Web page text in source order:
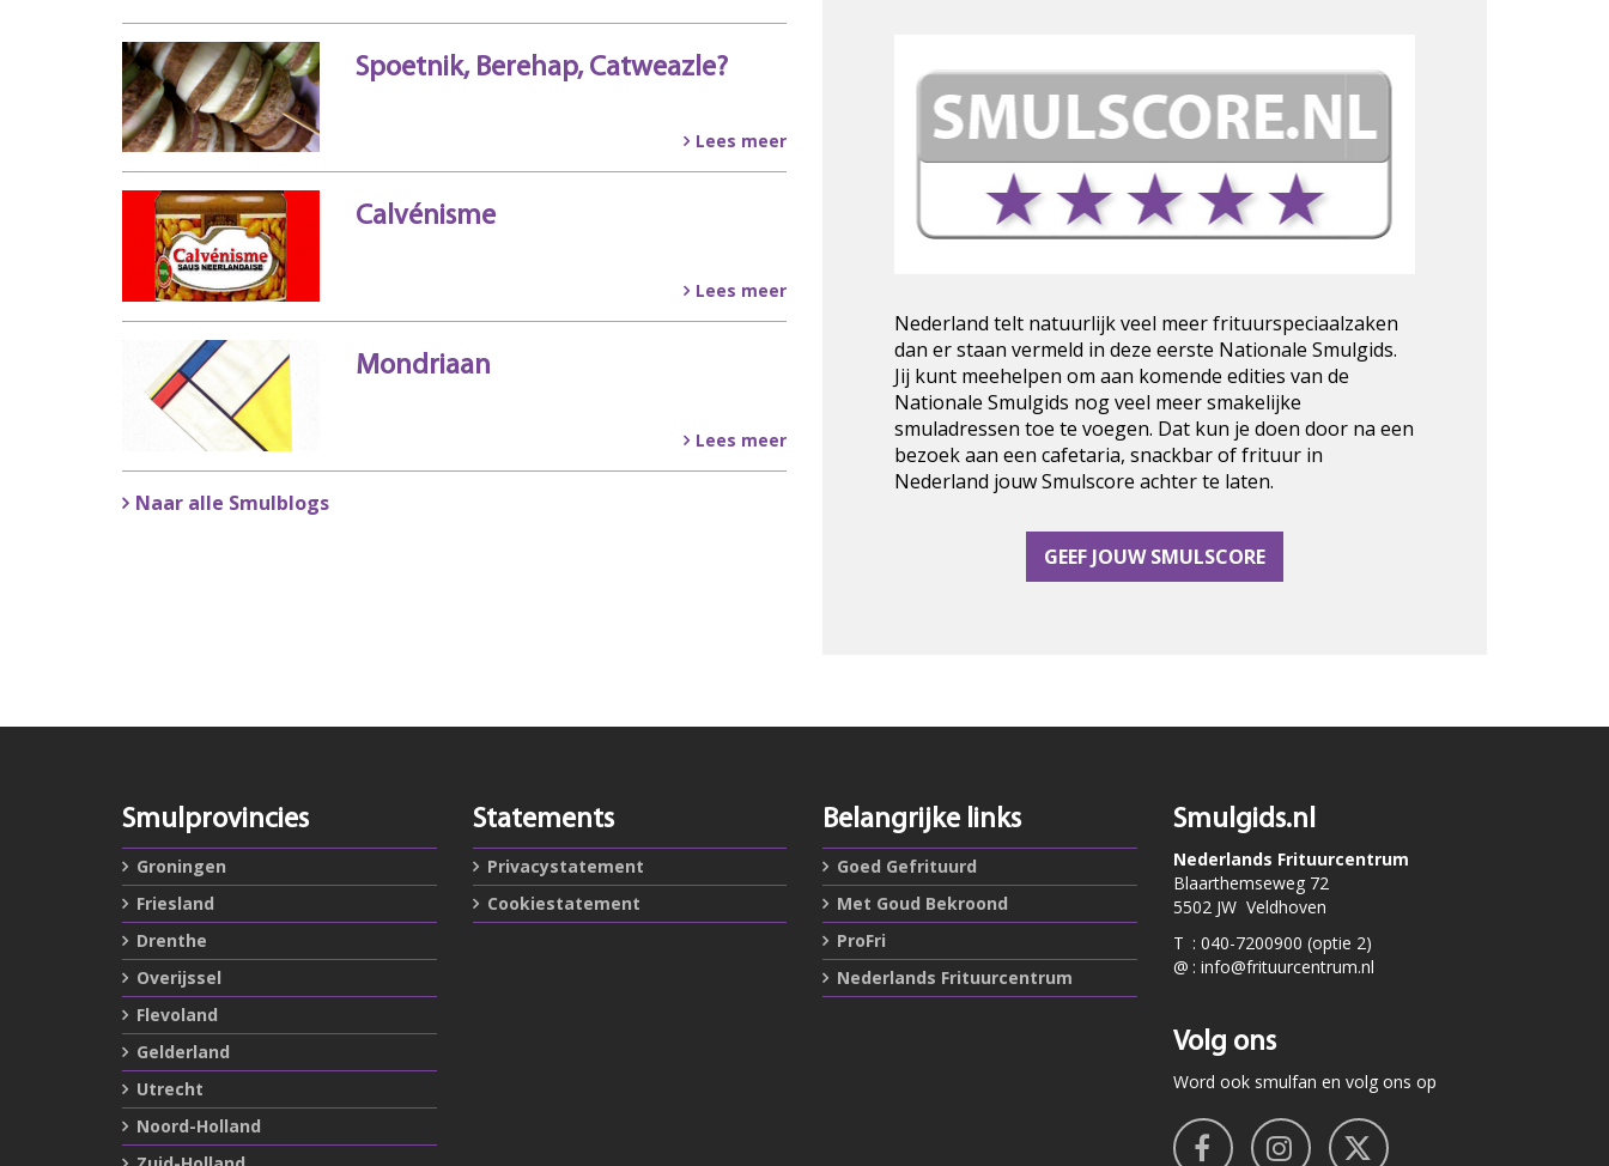
Spoetnik, Berehap, Catweazle?
Lees meer
Calvénisme
Lees meer
Mondriaan
Lees meer
Naar alle Smulblogs
Nederland telt natuurlijk veel meer frituurspeciaalzaken
dan er staan vermeld in deze eerste Nationale Smulgids.
Jij kunt meehelpen om aan komende edities van de
Nationale Smulgids nog veel meer smakelijke
smuladressen toe te voegen. Dat kun je doen door na een
bezoek aan een cafetaria, snackbar of frituur in
Nederland jouw Smulscore achter te laten.
GEEF JOUW SMULSCORE
Smulprovincies
Groningen
Friesland
Drenthe
Overijssel
Flevoland
Gelderland
Utrecht
Noord-Holland
Statements
Privacystatement
Cookiestatement
Belangrijke links
Goed Gefrituurd
Met Goud Bekroond
ProFri
Nederlands Frituurcentrum
Smulgids.nl
Nederlands Frituurcentrum
Blaarthemseweg 72
5502 JW Veldhoven
T : 040-7200900 (optie 2)
@ : info@frituurcentrum.nl
Volg ons
Word ook smulfan en volg ons op